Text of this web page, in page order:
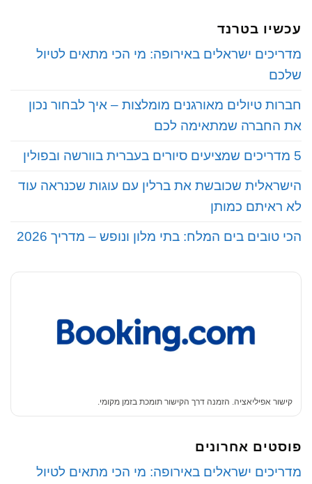
עכשיו בטרנד
מדריכים ישראלים באירופה: מי הכי מתאים לטיול
שלכם
חברות טיולים מאורגנים מומלצות – איך לבחור נכון
את החברה שמתאימה לכם
5 מדריכים שמציעים סיורים בעברית בוורשה ובפולין
הישראלית שכובשת את ברלין עם עוגות שכנראה עוד
לא ראיתם כמותן
הכי טובים בים המלח: בתי מלון ונופש – מדריך 2026
קישור אפיליאציה. הזמנה דרך הקישור תומכת בזמן מקומי.
פוסטים אחרונים
‏מדריכים ישראלים באירופה: מי הכי מתאים לטיול